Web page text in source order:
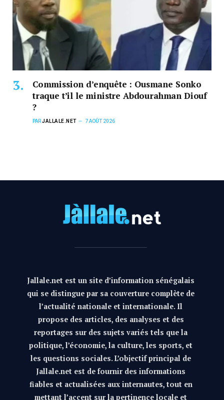
Commission d’enquête : Ousmane Sonko
traque t’il le ministre Abdourahman Diouf
?
PARJALLALE.NET 7 AOÛT 2026
Jallale.net est un site d’information sénégalais
qui se distingue par sa couverture complète de
l’actualité nationale et internationale. Il
propose des articles, des analyses et des
reportages sur des sujets variés tels que la
politique, l’économie, la culture, les sports, et
les questions sociales. L’objectif principal de
Jallale.net est de fournir des informations
fiables et actualisées aux internautes, tout en
mettant l’accent sur la pertinence locale et